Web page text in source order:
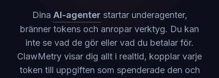
Dina AI-agenter startar underagenter,
bränner tokens och anropar verktyg. Du kan
inte se vad de gör eller vad du betalar för.
ClawMetry visar dig allt i realtid, kopplar varje
token till uppgiften som spenderade den och